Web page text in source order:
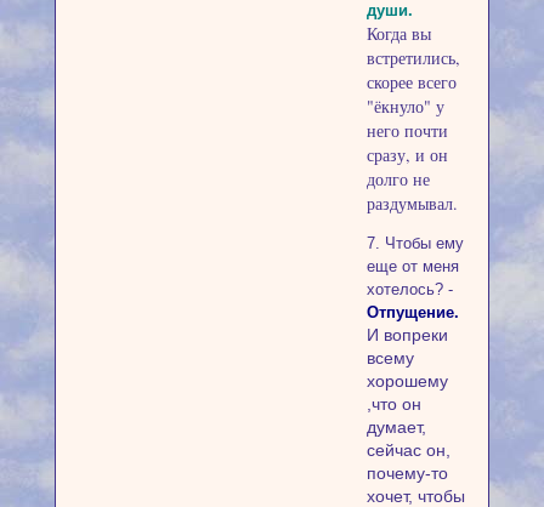
души.
Когда вы
встретились,
скорее всего
"ёкнуло" у
него почти
сразу, и он
долго не
раздумывал.
7. Чтобы ему
еще от меня
хотелось? -
Отпущение.
И вопреки
всему
хорошему
,что он
думает,
сейчас он,
почему-то
хочет, чтобы